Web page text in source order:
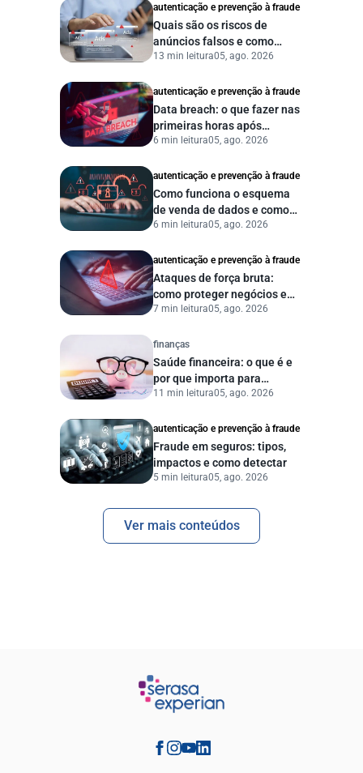
autenticação e prevenção à fraude
Quais são os riscos de
anúncios falsos e como
proteger seu negócio?
13 min leitura05, ago. 2026
autenticação e prevenção à fraude
Data breach: o que fazer nas
primeiras horas após
vazamento de dados?
6 min leitura05, ago. 2026
autenticação e prevenção à fraude
Como funciona o esquema
de venda de dados e como
proteger sua empresa?
6 min leitura05, ago. 2026
autenticação e prevenção à fraude
Ataques de força bruta:
como proteger negócios e
dados digitais
7 min leitura05, ago. 2026
finanças
Saúde financeira: o que é e
por que importa para
pessoas e empresas?
11 min leitura05, ago. 2026
autenticação e prevenção à fraude
Fraude em seguros: tipos,
impactos e como detectar
5 min leitura05, ago. 2026
Ver mais conteúdos